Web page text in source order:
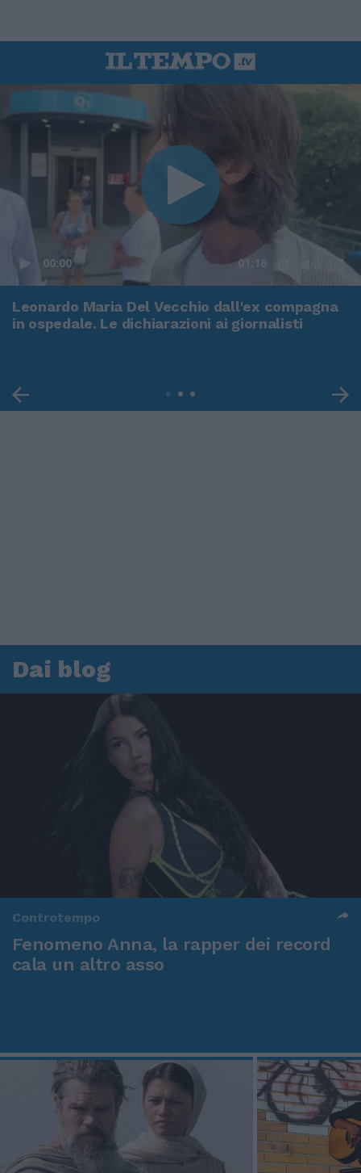
00:00 01:16
Leonardo Maria Del Vecchio dall'ex compagna
in ospedale. Le dichiarazioni ai giornalisti
Dai blog
Controtempo
Fenomeno Anna, la rapper dei record
cala un altro asso